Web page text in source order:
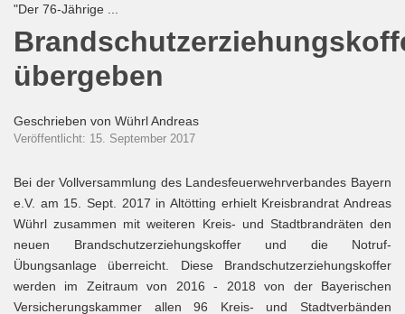
"Der 76-Jährige ...
übergeben
Geschrieben von Wührl Andreas
Veröffentlicht: 15. September 2017
Bei der Vollversammlung des Landesfeuerwehrverbandes Bayern
e.V. am 15. Sept. 2017 in Altötting erhielt Kreisbrandrat Andreas
Wührl zusammen mit weiteren Kreis- und Stadtbrandräten den
neuen Brandschutzerziehungskoffer und die Notruf-
Übungsanlage überreicht. Diese Brandschutzerziehungskoffer
werden im Zeitraum von 2016 - 2018 von der Bayerischen
Versicherungskammer allen 96 Kreis- und Stadtverbänden